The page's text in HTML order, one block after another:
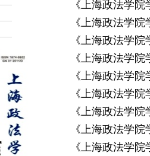
《上海政法学
《上海政法学
《上海政法学
《上海政法学
《上海政法学
《上海政法学
《上海政法学
《上海政法学
《上海政法学